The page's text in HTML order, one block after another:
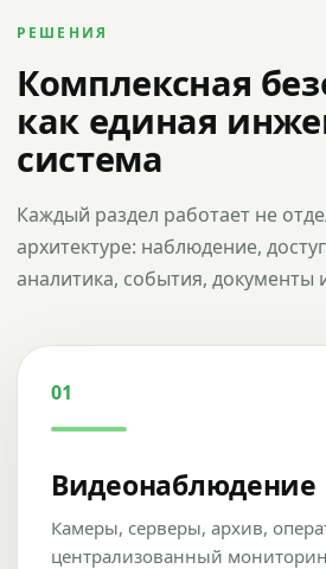
РЕШЕНИЯ
Комплексная
как единая
система
Каждый раздел работает не
архитектуре: наблюдение,
аналитика, события, документы
01
Видеонаблюдение
Камеры, серверы, архив,
централизованный